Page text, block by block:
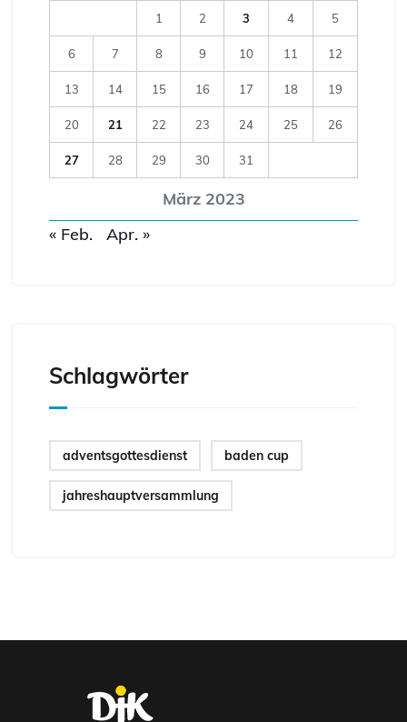
März 2023
1 2 3 4 5
6 7 8 9 10 11 12
13 14 15 16 17 18 19
20 21 22 23 24 25 26
27 28 29 30 31
« Feb. Apr. »
Schlagwörter
adventsgottesdienst baden cup
jahreshauptversammlung